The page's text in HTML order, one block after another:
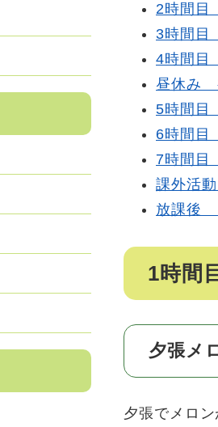
2時間
3時間
4時間
昼休み
5時間目
6時間目
7時間
課外活
放課後
1時間
夕張メ
夕張でメロ